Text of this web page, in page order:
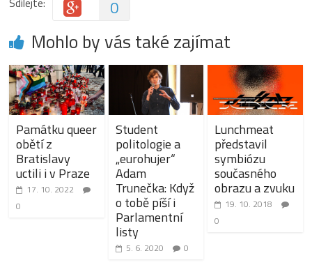
0
Mohlo by vás také zajímat
Památku queer
obětí z
Bratislavy
uctili i v Praze
17. 10. 2022
0
Student
politologie a
„eurohujer“
Adam
Trunečka: Když
o tobě píší i
Parlamentní
listy
5. 6. 2020 0
Lunchmeat
představil
symbiózu
současného
obrazu a zvuku
19. 10. 2018
0